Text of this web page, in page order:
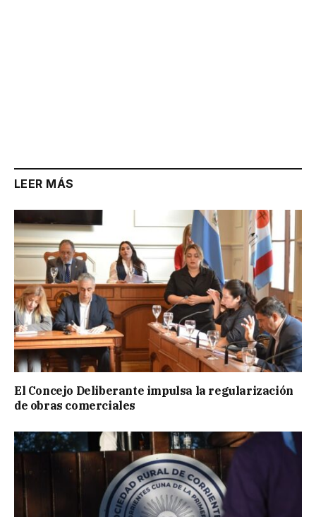
LEER MÁS
El Concejo Deliberante impulsa la regularización
de obras comerciales